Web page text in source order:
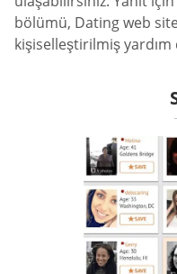
bölümü, Dating web
kişiselleştirilmiş